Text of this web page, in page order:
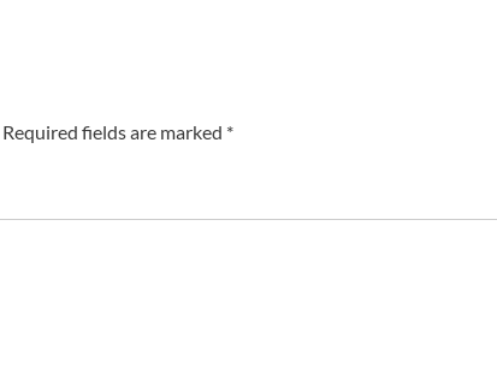
Required fields are marked *